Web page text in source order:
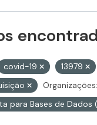
covid-19
13979
Organizações:
para Bases de